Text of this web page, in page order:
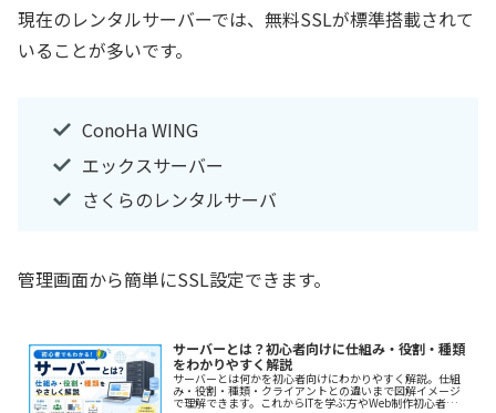
現在のレンタルサーバーでは、無料SSLが標準搭載されて
いることが多いです。
ConoHa WING
エックスサーバー
さくらのレンタルサーバ
管理画面から簡単にSSL設定できます。
サーバーとは？初心者向けに仕組み・役割・種類
をわかりやすく解説
サーバーとは何かを初心者向けにわかりやすく解説。仕組
み・役割・種類・クライアントとの違いまで図解イメージ
で理解できます。これからITを学ぶ方やWeb制作初心者に